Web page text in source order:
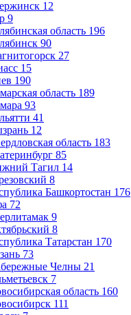
12
9
область 196
90
27
15
190
область 189
93
41
12
область 183
85
Тагил 14
8
Башкортостан 176
72
9
8
Татарстан 170
73
Челны 21
7
область 160
111